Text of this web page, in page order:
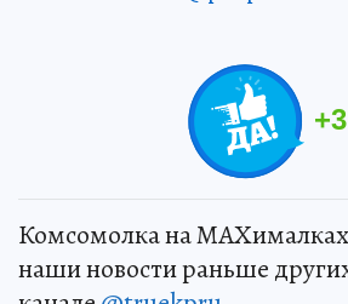
+3
Комсомолка на
наши новости раньше